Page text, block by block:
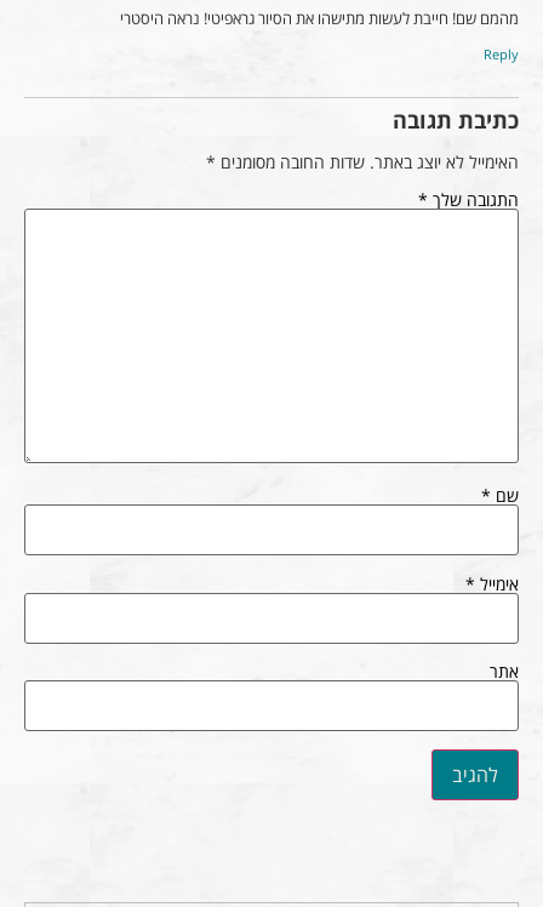
מהמם שם! חייבת לעשות מתישהו את הסיור גראפיטי! נראה היסטרי
Reply
כתיבת תגובה
האימייל לא יוצג באתר. שדות החובה מסומנים *
התגובה שלך *
שם *
אימייל *
אתר